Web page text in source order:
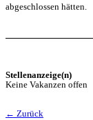
abgeschlossen hätten.
Stellenanzeige(n)
Keine Vakanzen offen
← Zurück